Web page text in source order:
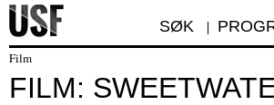
SØK
Film
FILM: